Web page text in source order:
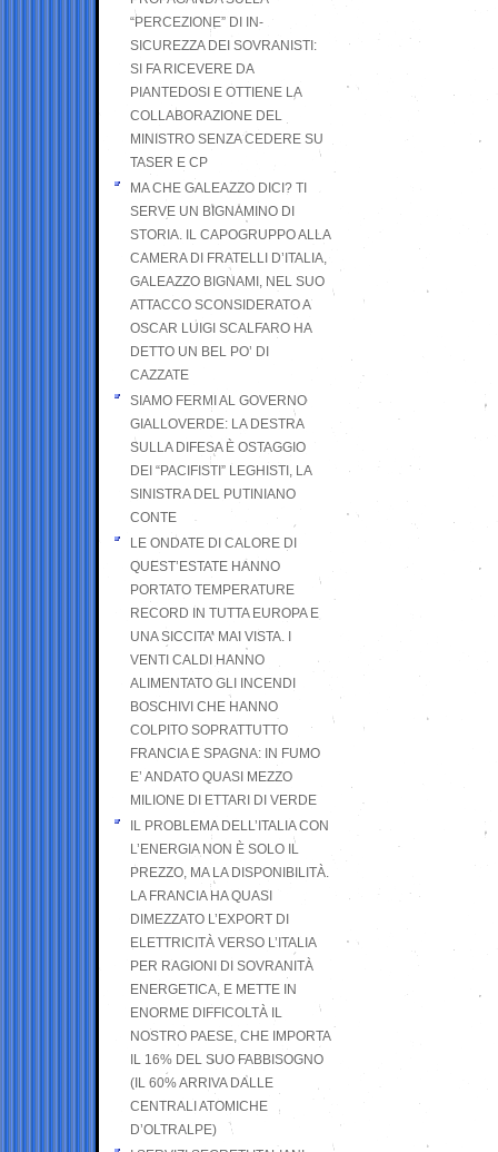
“PERCEZIONE” DI IN-
SICUREZZA DEI SOVRANISTI:
SI FA RICEVERE DA
PIANTEDOSI E OTTIENE LA
COLLABORAZIONE DEL
MINISTRO SENZA CEDERE SU
TASER E CP
MA CHE GALEAZZO DICI? TI
SERVE UN BIGNAMINO DI
STORIA. IL CAPOGRUPPO ALLA
CAMERA DI FRATELLI D’ITALIA,
GALEAZZO BIGNAMI, NEL SUO
ATTACCO SCONSIDERATO A
OSCAR LUIGI SCALFARO HA
DETTO UN BEL PO’ DI
CAZZATE
SIAMO FERMI AL GOVERNO
GIALLOVERDE: LA DESTRA
SULLA DIFESA È OSTAGGIO
DEI “PACIFISTI” LEGHISTI, LA
SINISTRA DEL PUTINIANO
CONTE
LE ONDATE DI CALORE DI
QUEST’ESTATE HANNO
PORTATO TEMPERATURE
RECORD IN TUTTA EUROPA E
UNA SICCITA’ MAI VISTA. I
VENTI CALDI HANNO
ALIMENTATO GLI INCENDI
BOSCHIVI CHE HANNO
COLPITO SOPRATTUTTO
FRANCIA E SPAGNA: IN FUMO
E’ ANDATO QUASI MEZZO
MILIONE DI ETTARI DI VERDE
IL PROBLEMA DELL’ITALIA CON
L’ENERGIA NON È SOLO IL
PREZZO, MA LA DISPONIBILITÀ.
LA FRANCIA HA QUASI
DIMEZZATO L’EXPORT DI
ELETTRICITÀ VERSO L’ITALIA
PER RAGIONI DI SOVRANITÀ
ENERGETICA, E METTE IN
ENORME DIFFICOLTÀ IL
NOSTRO PAESE, CHE IMPORTA
IL 16% DEL SUO FABBISOGNO
(IL 60% ARRIVA DALLE
CENTRALI ATOMICHE
D’OLTRALPE)